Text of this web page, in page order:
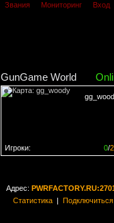
Звания Мониторинг Вход
GunGame World
0/
Игроки:
Адрес:
Статистика| Подключиться